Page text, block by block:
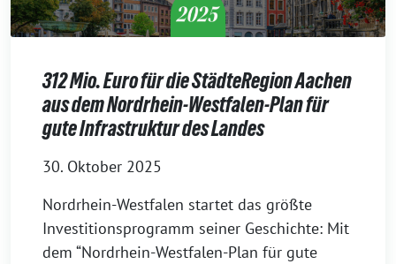
312 Mio. Euro für die StädteRegion Aachen
aus dem Nordrhein-Westfalen-Plan für
gute Infrastruktur des Landes
30. Oktober 2025
Nordrhein-Westfalen startet das größte
Investitionsprogramm seiner Geschichte: Mit
dem “Nordrhein-Westfalen-Plan für gute